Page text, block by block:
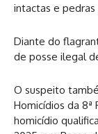
intactas e pedras
Diante do
de posse ilegal
O suspeito
Homicídios da
homicídio